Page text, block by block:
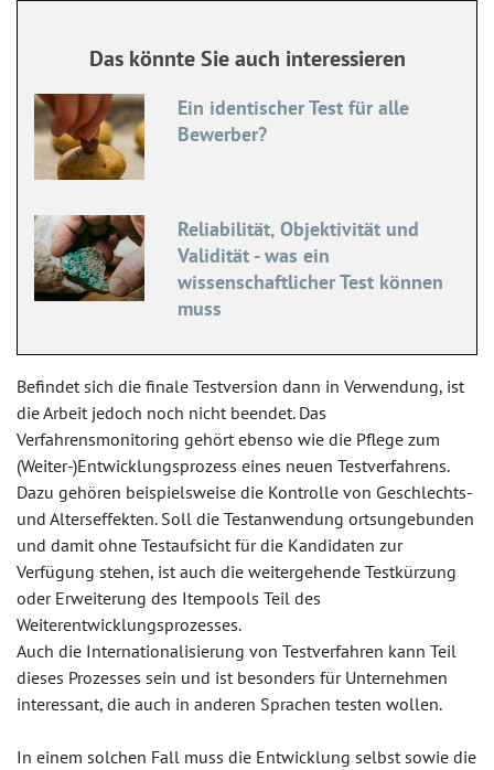
Das könnte Sie auch interessieren
Ein identischer Test für alle
Bewerber?
Reliabilität, Objektivität und
Validität - was ein
wissenschaftlicher Test können
muss
Befindet sich die finale Testversion dann in Verwendung, ist
die Arbeit jedoch noch nicht beendet. Das
Verfahrensmonitoring gehört ebenso wie die Pflege zum
(Weiter-)Entwicklungsprozess eines neuen Testverfahrens.
Dazu gehören beispielsweise die Kontrolle von Geschlechts-
und Alterseffekten. Soll die Testanwendung ortsungebunden
und damit ohne Testaufsicht für die Kandidaten zur
Verfügung stehen, ist auch die weitergehende Testkürzung
oder Erweiterung des Itempools Teil des
Weiterentwicklungsprozesses.
Auch die Internationalisierung von Testverfahren kann Teil
dieses Prozesses sein und ist besonders für Unternehmen
interessant, die auch in anderen Sprachen testen wollen.
In einem solchen Fall muss die Entwicklung selbst sowie die